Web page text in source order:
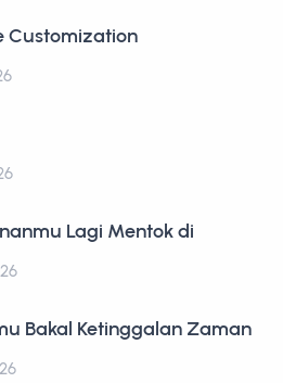
Customization
Lagi Mentok di
Bakal Ketinggalan Zaman